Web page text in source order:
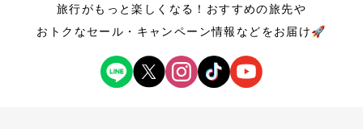
旅行がもっと楽しくなる！おすすめの旅先や
おトクなセール・キャンペーン情報などをお届け🚀